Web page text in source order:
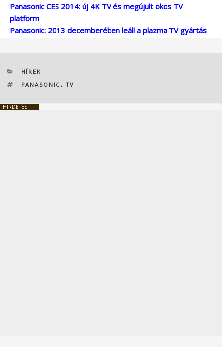
Panasonic CES 2014: új 4K TV és megújult okos TV
platform
Panasonic: 2013 decemberében leáll a plazma TV gyártás
KATEGÓRIÁK
HÍREK
CÍMKÉK
PANASONIC , TV
HIRDETÉS